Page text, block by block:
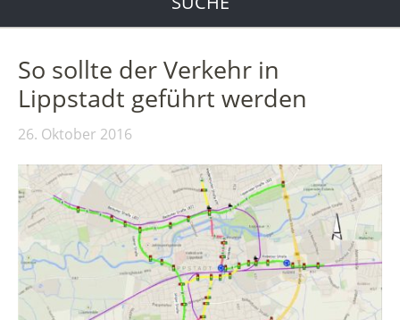
So sollte der Verkehr in
Lippstadt geführt werden
26. Oktober 2016